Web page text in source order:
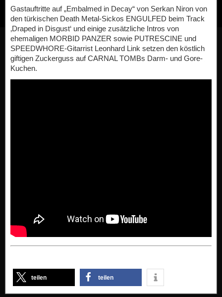
Gastauftritte auf „Embalmed in Decay“ von Serkan Niron von
den türkischen Death Metal-Sickos ENGULFED beim Track
‚Draped in Disgust‘ und einige zusätzliche Intros von
ehemaligen MORBID PANZER sowie PUTRESCINE und
SPEEDWHORE-Gitarrist Leonhard Link setzen den köstlich
giftigen Zuckerguss auf CARNAL TOMBs Darm- und Gore-
Kuchen.
teilen teilen